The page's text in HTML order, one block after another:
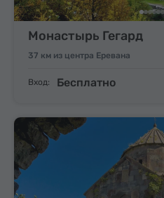
37 км из центра Еревана
Монастырь Гегард
Вход: Бесплатно